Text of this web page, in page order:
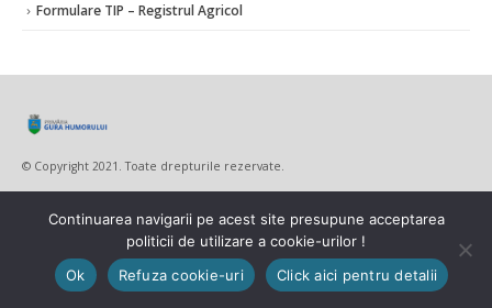
Formulare TIP – Registrul Agricol
© Copyright 2021. Toate drepturile rezervate.
Continuarea navigarii pe acest site presupune acceptarea
politicii de utilizare a cookie-urilor !
Ok
Refuza cookie-uri Click aici pentru detalii